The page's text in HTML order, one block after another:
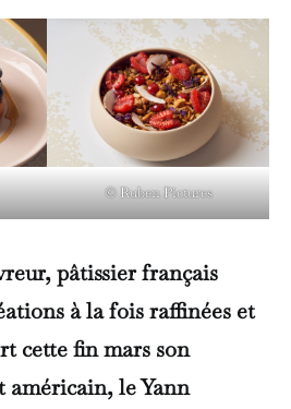
© Ruben Pictures
pâtissier français
à la fois raffinées et
cette fin mars son
le Yann